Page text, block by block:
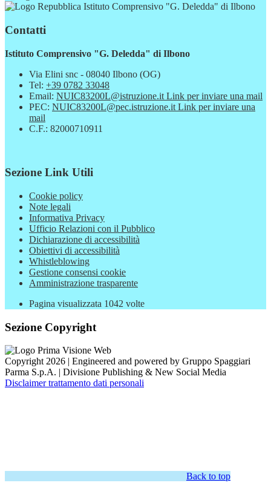
Istituto Comprensivo "G. Deledda" di Ilbono
Contatti
Istituto Comprensivo "G. Deledda" di Ilbono
Via Elini snc - 08040 Ilbono (OG)
Tel: +39 0782 33048
Email: NUIC83200L@istruzione.it Link per inviare una mail
PEC: NUIC83200L@pec.istruzione.it Link per inviare una
mail
C.F.: 82000710911
Sezione Link Utili
Cookie policy
Note legali
Informativa Privacy
Ufficio Relazioni con il Pubblico
Dichiarazione di accessibilità
Obiettivi di accessibilità
Whistleblowing
Gestione consensi cookie
Amministrazione trasparente
Pagina visualizzata 1042 volte
Sezione Copyright
Copyright 2026 | Engineered and powered by Gruppo Spaggiari
Parma S.p.A. | Divisione Publishing & New Social Media
Disclaimer trattamento dati personali
Back to top